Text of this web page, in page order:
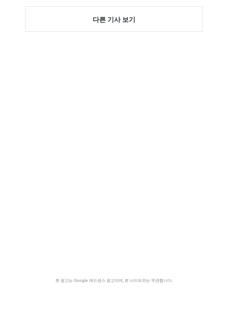
다른 기사 보기
본 광고는 Google 애드센스 광고이며, 본 사이트와는 무관합니다.